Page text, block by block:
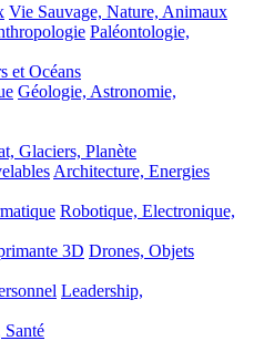
Vie Sauvage, Nature, Animaux
Paléontologie,
et Océans
Géologie, Astronomie,
Glaciers, Planète
Architecture, Energies
Robotique, Electronique,
3D Drones, Objets
Leadership,